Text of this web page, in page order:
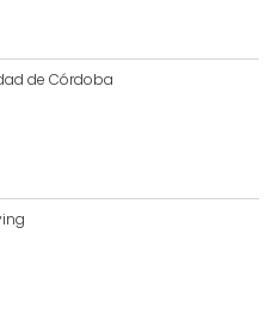
de Córdoba